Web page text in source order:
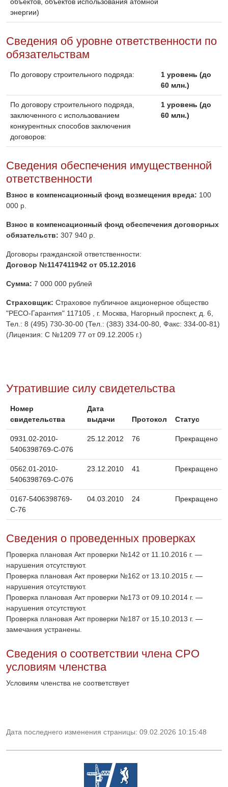
энергии)
Сведения об уровне ответственности по
обязательствам
По договору строительного подряда:
1 уровень (до
60 млн.)
По договору строительного подряда,
заключенного с использованием
конкурентных способов заключения
договоров:
1 уровень (до
60 млн.)
Сведения обеспечения имущественной
ответственности
Взнос в компенсационный фонд возмещения вреда: 100
000 р.
Взнос в компенсационный фонд обеспечения договорных
обязательств: 307 940 р.
Договоры гражданской ответственности:
Договор №1147411942 от 05.12.2016
Сумма: 7 000 000 рублей
Страховщик: Страховое публичное акционерное общество
"РЕСО-Гарантия" 117105 , г. Москва, Нагорный проспект, д. 6,
Тел.: 8 (495) 730-30-00 (Тел.: (383) 334-00-80, Факс: 334-00-81)
(Лицензия: С №1209 77 от 09.12.2005 г.)
Утратившие силу свидетельства
Номер
свидетельства
Дата
выдачи
Протокол Статус
0931.02-2010-
5406398769-С-076
25.12.2012 76 Прекращено
0562.01-2010-
5406398769-С-076
23.12.2010 41 Прекращено
0167-5406398769-
С-76
04.03.2010 24 Прекращено
Сведения о проведенных проверках
Проверка плановая Акт проверки №142 от 11.10.2016 г. —
нарушения отсутствуют.
Проверка плановая Акт проверки №162 от 13.10.2015 г. —
нарушения отсутствуют.
Проверка плановая Акт проверки №173 от 09.10.2014 г. —
нарушения отсутствуют.
Проверка плановая Акт проверки №187 от 15.10.2013 г. —
замечания устранены.
Сведения о соответствии члена СРО
условиям членства
Условиям членства не соответствует
Дата последнего изменения страницы: 09.02.2026 10:15:48